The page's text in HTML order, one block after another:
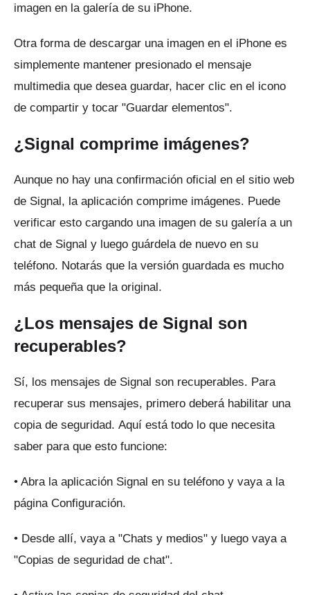
imagen en la galería de su iPhone.
Otra forma de descargar una imagen en el iPhone es
simplemente mantener presionado el mensaje
multimedia que desea guardar, hacer clic en el icono
de compartir y tocar "Guardar elementos".
¿Signal comprime imágenes?
Aunque no hay una confirmación oficial en el sitio web
de Signal, la aplicación comprime imágenes. Puede
verificar esto cargando una imagen de su galería a un
chat de Signal y luego guárdela de nuevo en su
teléfono. Notarás que la versión guardada es mucho
más pequeña que la original.
¿Los mensajes de Signal son
recuperables?
Sí, los mensajes de Signal son recuperables. Para
recuperar sus mensajes, primero deberá habilitar una
copia de seguridad. Aquí está todo lo que necesita
saber para que esto funcione:
• Abra la aplicación Signal en su teléfono y vaya a la
página Configuración.
• Desde allí, vaya a "Chats y medios" y luego vaya a
"Copias de seguridad de chat".